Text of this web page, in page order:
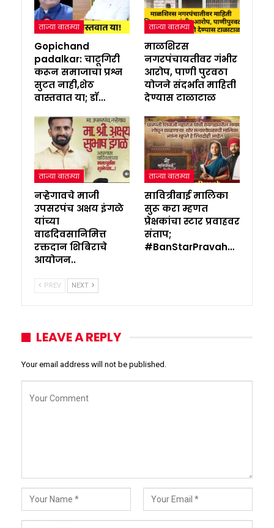
ताज्या बातम्या
Gopichand
padalkar: चाटूगिरी
करून समाजाचा प्रश्न
सुटत नाही,शेठ
वास्तवात या; डॉ…
ताज्या बातम्या
माळशिरस
नगरपंचायतीवर गंभीर
आरोप, पाणी पुरवठा
योजने संदर्भात माहिती
देण्यास टाळाटाळ
ताज्या बातम्या
नऱ्हेगावचे माजी
उपसरपंच अक्षय इंगळे
यांच्या
वाढदिवसानिमित्त
रक्तदान शिबिराचे
आयोजन..
ताज्या बातम्या
सावित्रीबाई मालिका
सुरू करा म्हणत
प्रेक्षकांचा स्टार प्रवाहवर
संताप;
#BanStarPravah…
PREV NEXT
LEAVE A REPLY
Your email address will not be published.